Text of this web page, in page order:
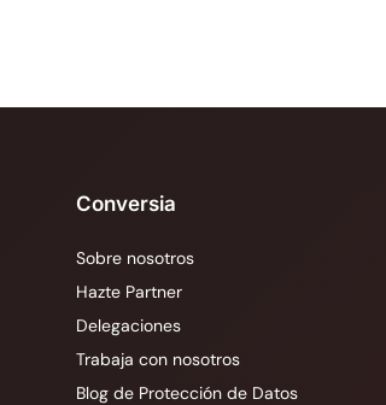
Conversia
Sobre nosotros
Hazte Partner
Delegaciones
Trabaja con nosotros
Blog de Protección de Datos